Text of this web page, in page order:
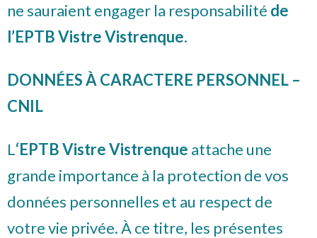
ne sauraient engager la responsabilité de
l’EPTB Vistre Vistrenque.
DONNÉES À CARACTERE PERSONNEL –
CNIL
L‘EPTB Vistre Vistrenque attache une
grande importance à la protection de vos
données personnelles et au respect de
votre vie privée. À ce titre, les présentes